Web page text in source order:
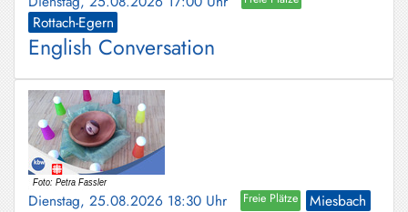
Rottach-Egern
English Conversation
Dienstag, 25.08.2026 18:30 Uhr Freie Plätze Miesbach